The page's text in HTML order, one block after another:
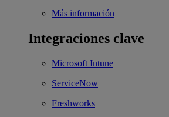
Más información
Integraciones clave
Microsoft Intune
ServiceNow
Freshworks